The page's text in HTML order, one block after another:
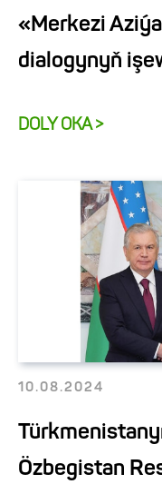
«Merkezi
dialogynyň
DOLY OKA >
10.08.2024
Özbegistan